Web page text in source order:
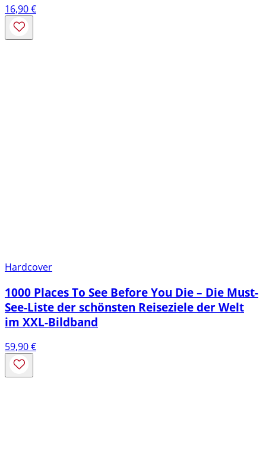
16,90€
Hardcover
1000 Places To See Before You Die – Die Must-
See-Liste der schönsten Reiseziele der Welt
im XXL-Bildband
59,90€